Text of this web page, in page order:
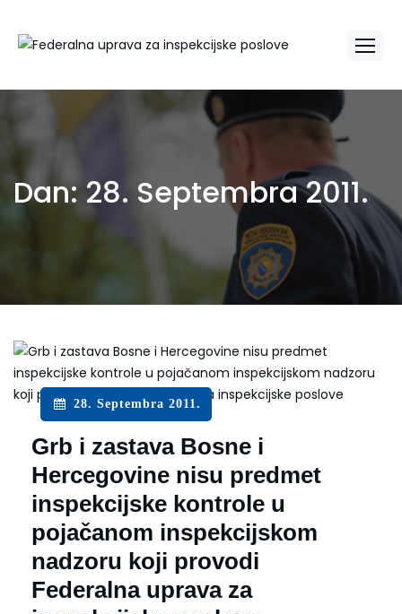
Dan:28. Septembra 2011.
28. Septembra 2011.
Grb i zastava Bosne i
Hercegovine nisu predmet
inspekcijske kontrole u
pojačanom inspekcijskom
nadzoru koji provodi
Federalna uprava za